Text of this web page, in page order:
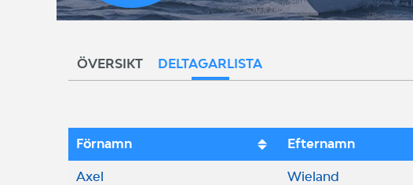
ÖVERSIKT DELTAGARLISTA
Förnamn Efternamn
Axel Wieland